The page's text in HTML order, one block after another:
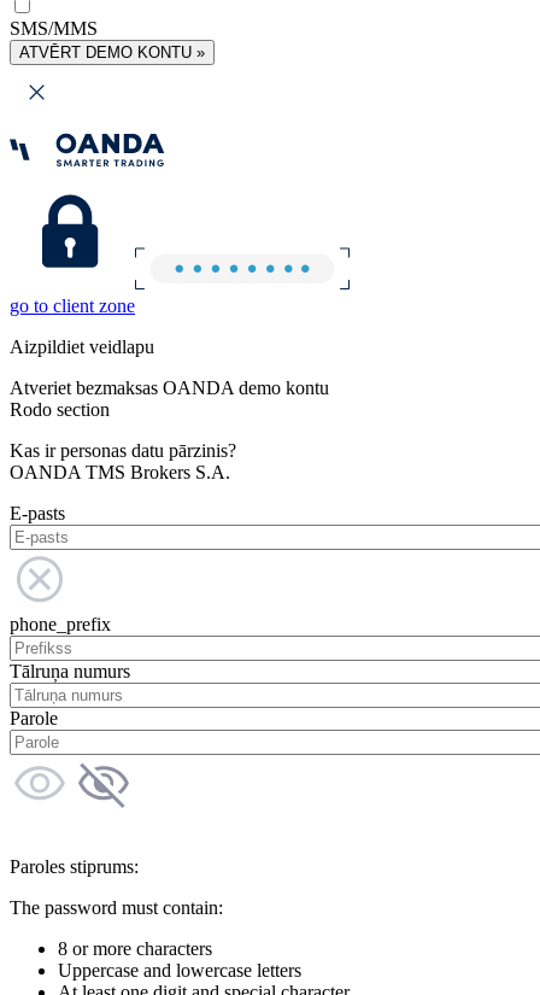
SMS/MMS
ATVĒRT DEMO KONTU »
go to client zone
Aizpildiet veidlapu
Atveriet bezmaksas OANDA demo kontu
Rodo section
Kas ir personas datu pārzinis?
OANDA TMS Brokers S.A.
E-pasts
phone_prefix
Tālruņa numurs
Parole
Paroles stiprums:
The password must contain:
8 or more characters
Uppercase and lowercase letters